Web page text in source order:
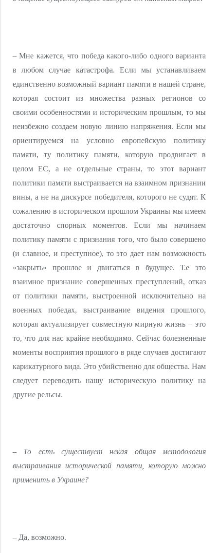
– Мне кажется, что победа какого-либо одного варианта
в любом случае катастрофа. Если мы устанавливаем
единственно возможный вариант памяти в нашей стране,
которая состоит из множества разных регионов со
своими особенностями и историческим прошлым, то мы
неизбежно создаем новую линию напряжения. Если мы
ориентируемся на условно европейскую политику
памяти, ту политику памяти, которую продвигает в
целом ЕС, а не отдельные страны, то этот вариант
политики памяти выстраивается на взаимном признании
вины, а не на дискурсе победителя, которого не судят. К
сожалению в историческом прошлом Украины мы имеем
достаточно спорных моментов. Если мы начинаем
политику памяти с признания того, что было совершено
(и славное, и преступное), то это дает нам возможность
«закрыть» прошлое и двигаться в будущее. Т.е это
взаимное признание совершенных преступлений, отказ
от политики памяти, выстроенной исключительно на
военных победах, выстраивание видения прошлого,
которая актуализирует совместную мирную жизнь – это
то, что для нас крайне необходимо. Сейчас болезненные
моменты восприятия прошлого в ряде случаев достигают
карикатурного вида. Это убийственно для общества. Нам
следует переводить нашу историческую политику на
другие рельсы.
– То есть существует некая общая методология
выстраивания исторической памяти, которую можно
применить в Украине?
– Да, возможно.